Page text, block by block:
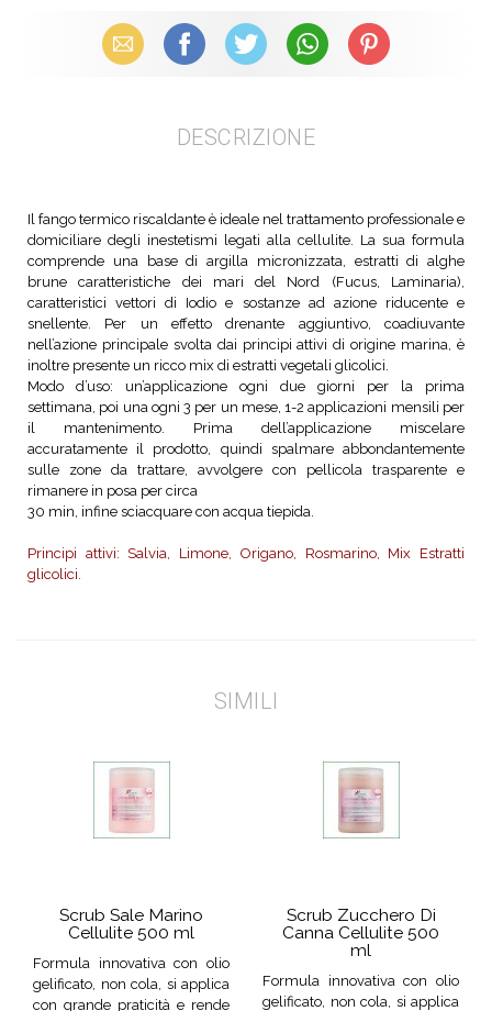
Email Facebook X (Twitter) WhatsAppPinterest
DESCRIZIONE
Il fango termico riscaldante è ideale nel trattamento professionale e
domiciliare degli inestetismi legati alla cellulite. La sua formula
comprende una base di argilla micronizzata, estratti di alghe
brune caratteristiche dei mari del Nord (Fucus, Laminaria),
caratteristici vettori di Iodio e sostanze ad azione riducente e
snellente. Per un effetto drenante aggiuntivo, coadiuvante
nell’azione principale svolta dai principi attivi di origine marina, è
inoltre presente un ricco mix di estratti vegetali glicolici.
Modo d’uso: un’applicazione ogni due giorni per la prima
settimana, poi una ogni 3 per un mese, 1-2 applicazioni mensili per
il mantenimento. Prima dell’applicazione miscelare
accuratamente il prodotto, quindi spalmare abbondantemente
sulle zone da trattare, avvolgere con pellicola trasparente e
rimanere in posa per circa
30 min, infine sciacquare con acqua tiepida.
Principi attivi: Salvia, Limone, Origano, Rosmarino, Mix Estratti
glicolici.
SIMILI
Scrub Sale Marino
Cellulite 500 ml
Formula innovativa con olio
gelificato, non cola, si applica
con grande praticità e rende
Scrub Zucchero Di
Canna Cellulite 500
ml
Formula innovativa con olio
gelificato, non cola, si applica